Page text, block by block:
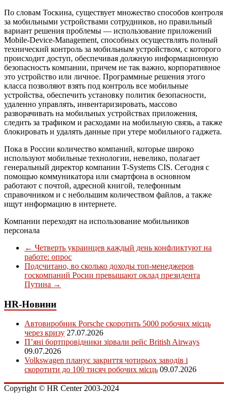
По словам Тоскина, существует множество способов контроля
за мобильными устройствами сотрудников, но правильный
вариант решения проблемы — использование приложений
Mobile-Device-Management, способных осуществлять полный
технический контроль за мобильным устройством, с которого
происходит доступ, обеспечивая должную информационную
безопасность компании, причем не так важно, корпоративное
это устройство или личное. Программные решения этого
класса позволяют взять под контроль все мобильные
устройства, обеспечить установку политик безопасности,
удаленно управлять, инвентаризировать, массово
разворачивать на мобильных устройствах приложения,
следить за трафиком и расходами на мобильную связь, а также
блокировать и удалять данные при утере мобильного гаджета.
Пока в России количество компаний, которые широко
используют мобильные технологии, невелико, полагает
генеральный директор компании T-Systems CIS. Сегодня с
помощью коммуникатора или смартфона в основном
работают с почтой, адресной книгой, телефонным
справочником и с небольшим количеством файлов, а также
ищут информацию в интернете.
Компании переходят на использование мобильников
персонала
← Четверть украинцев каждый день конфликтуют на
работе: опрос
Подсчитано, во сколько доходы топ-менеджеров
госкомпаний Росии превышают оклад президента
Путина →
HR-Новини
Автовиробник Porsche скоротить 5000 робочих місць
через кризу 27.07.2026
П’яні бортпровідники зірвали рейс British Airways
09.07.2026
Volkswagen планує закриття чотирьох заводів і
скоротити до 100 тисяч робочих місць 09.07.2026
Copyright © HR Center 2003-2024